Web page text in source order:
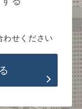
わせください